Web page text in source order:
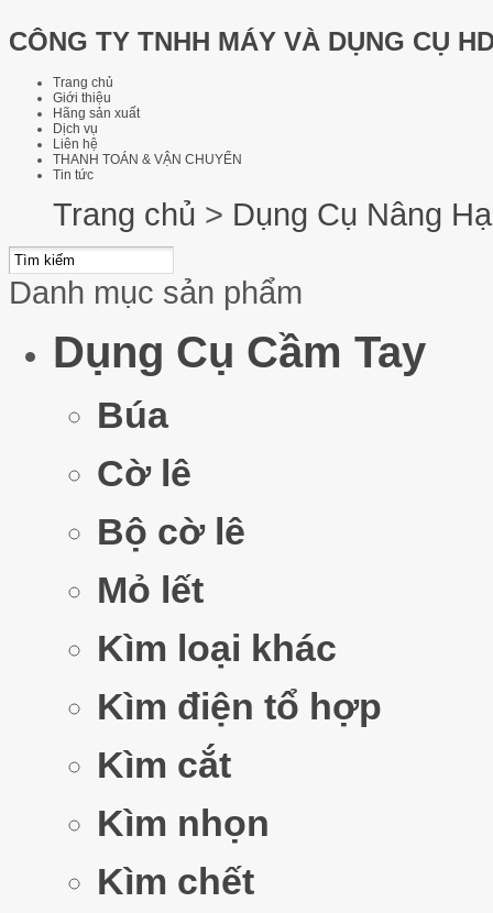
CÔNG TY TNHH MÁY VÀ DỤNG CỤ
Trang chủ
Giới thiệu
Hãng sản xuất
Dịch vụ
Liên hệ
THANH TOÁN & VẬN CHUYỂN
Tin tức
Trang chủ > Dụng Cụ Nâng Hạ
Danh mục sản phẩm
Dụng Cụ Cầm Tay
Búa
Cờ lê
Bộ cờ lê
Mỏ lết
Kìm loại khác
Kìm điện tổ hợp
Kìm cắt
Kìm nhọn
Kìm chết